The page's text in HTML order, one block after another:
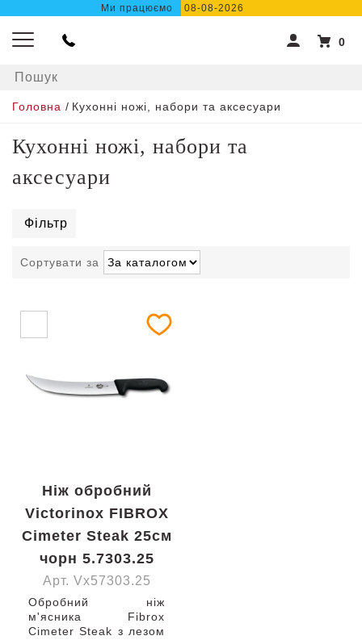
Ми працюємо 08-08-2026
0
Головна / Кухонні ножі, набори та аксесуари
Кухонні ножі, набори та
аксесуари
Фільтр
Сортувати за
Ніж обробний
Victorinox FIBROX
Cimeter Steak 25см
чорн 5.7303.25
Арт. Vx57303.25
Обробний ніж
м'ясника Fibrox
Cimeter Steak з лезом